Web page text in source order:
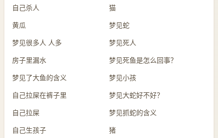
自己杀人 猫
黄瓜 梦见蛇
梦见很多人 人多 梦见死人
房子里漏水 梦见死鱼是怎么回事？
梦见了大鱼的含义 梦见小孩
自己拉屎在裤子里 梦见大蛇好不好？
自己拉屎 梦见抓蛇的含义
自己生孩子 猪